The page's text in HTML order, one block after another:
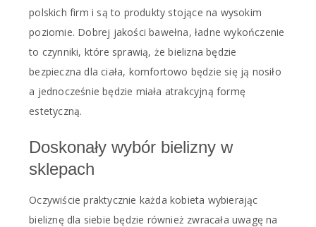
polskich firm i są to produkty stojące na wysokim
poziomie. Dobrej jakości bawełna, ładne wykończenie
to czynniki, które sprawią, że bielizna będzie
bezpieczna dla ciała, komfortowo będzie się ją nosiło
a jednocześnie będzie miała atrakcyjną formę
estetyczną.
Doskonały wybór bielizny w
sklepach
Oczywiście praktycznie każda kobieta wybierając
bieliznę dla siebie będzie również zwracała uwagę na